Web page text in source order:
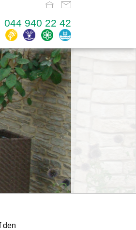
044 940 22 42
den